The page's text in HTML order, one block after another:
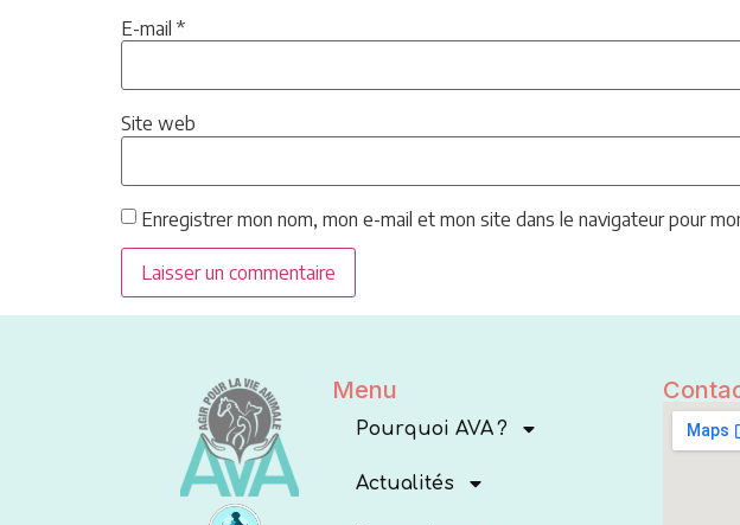
E-mail *
Site web
Enregistrer mon nom, mon e-mail et mon site dans le navigateur pour
Menu
Pourquoi AVA ?
Actualités